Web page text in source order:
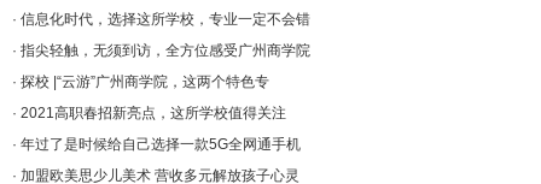
午/a>
播/a>
· 信息化时代，选择这所学校，专业一定不会错
· 指尖轻触，无须到访，全方位感受广州商学院
· 探校 |“云游”广州商学院，这两个特色专
· 2021高职春招新亮点，这所学校值得关注
· 年过了是时候给自己选择一款5G全网通手机
· 加盟欧美思少儿美术 营收多元解放孩子心灵